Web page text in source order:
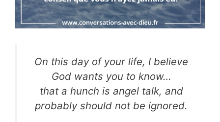
On this day of your life, I believe
God wants you to know…
that a hunch is angel talk, and
probably should not be ignored.